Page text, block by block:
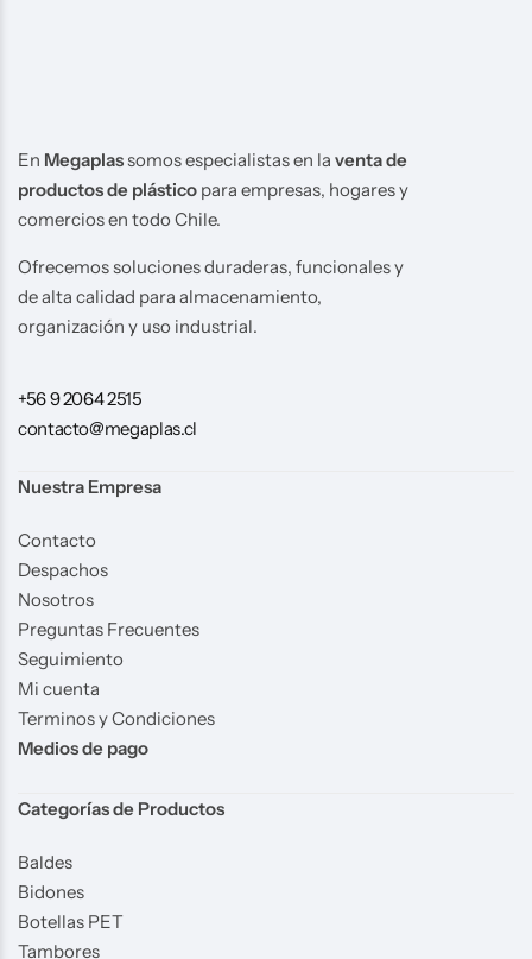
En Megaplassomos especialistas en la venta de
productos de plástico para empresas, hogares y
comercios en todo Chile.
Ofrecemos soluciones duraderas, funcionales y
de alta calidad para almacenamiento,
organización y uso industrial.
+56 9 2064 2515
contacto@megaplas.cl
Nuestra Empresa
Contacto
Despachos
Nosotros
Preguntas Frecuentes
Seguimiento
Mi cuenta
Terminos y Condiciones
Medios de pago
Categorías de Productos
Baldes
Bidones
Botellas PET
Tambores